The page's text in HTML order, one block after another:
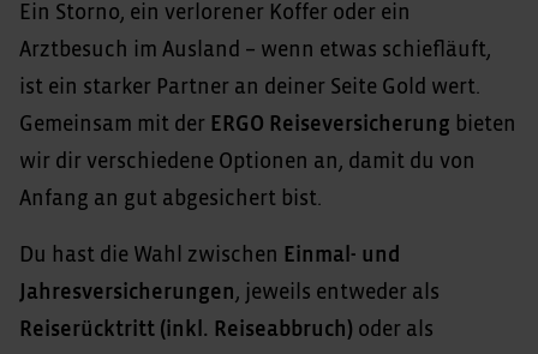
Ein Storno, ein verlorener Koffer oder ein
Arztbesuch im Ausland – wenn etwas schiefläuft,
ist ein starker Partner an deiner Seite Gold wert.
Gemeinsam mit der ERGO Reiseversicherung bieten
wir dir verschiedene Optionen an, damit du von
Anfang an gut abgesichert bist.
Du hast die Wahl zwischen Einmal- und
Jahresversicherungen, jeweils entweder als
Reiserücktritt (inkl. Reiseabbruch) oder als